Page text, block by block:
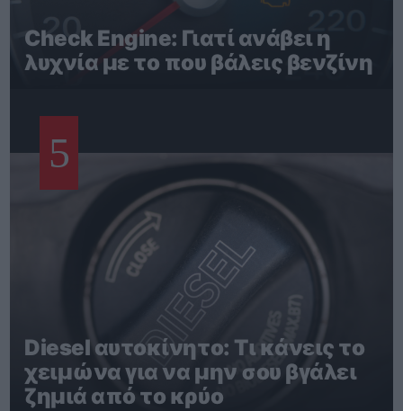
Check Engine: Γιατί ανάβει η
λυχνία με το που βάλεις βενζίνη
5
Diesel αυτοκίνητο: Τι κάνεις το
χειμώνα για να μην σου βγάλει
ζημιά από το κρύο